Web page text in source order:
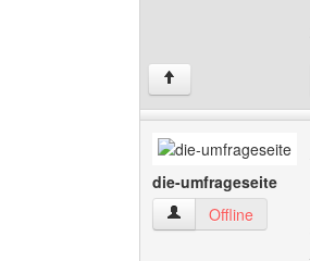
↑
die-umfrageseite
die-umfrageseite
Offline